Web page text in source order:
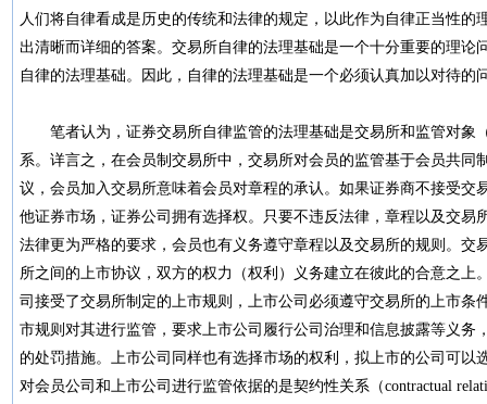
人们将自律看成是历史的传统和法律的规定，以此作为自律正当性
出清晰而详细的答案。交易所自律的法理基础是一个十分重要的理论
自律的法理基础。因此，自律的法理基础是一个必须认真加以对待
笔者认为，证券交易所自律监管的法理基础是交易所和监管对象
系。详言之，在会员制交易所中，交易所对会员的监管基于会员共
议，会员加入交易所意味着会员对章程的承认。如果证券商不接受交
他证券市场，证券公司拥有选择权。只要不违反法律，章程以及交易
法律更为严格的要求，会员也有义务遵守章程以及交易所的规则。交
所之间的上市协议，双方的权力（权利）义务建立在彼此的合意之上
司接受了交易所制定的上市规则，上市公司必须遵守交易所的上市条
市规则对其进行监管，要求上市公司履行公司治理和信息披露等义务
的处罚措施。上市公司同样也有选择市场的权利，拟上市的公司可以
对会员公司和上市公司进行监管依据的是契约性关系（contractual